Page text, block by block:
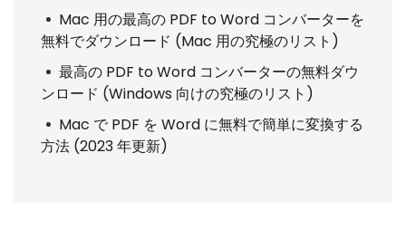
Mac 用の最高の PDF to Word コンバーターを
無料でダウンロード (Mac 用の究極のリスト)
最高の PDF to Word コンバーターの無料ダウ
ンロード (Windows 向けの究極のリスト)
Mac で PDF を Word に無料で簡単に変換する
方法 (2023 年更新)